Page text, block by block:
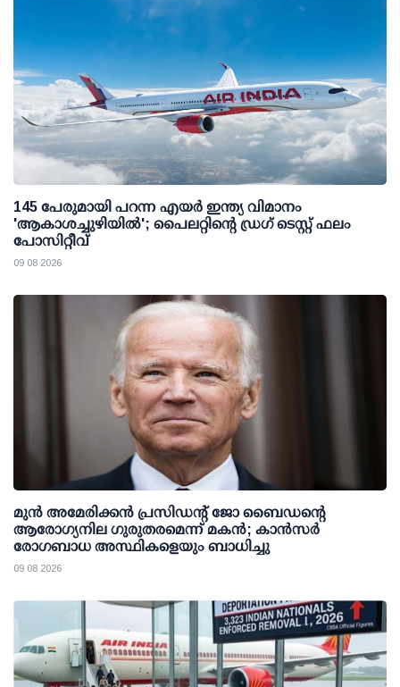
145 പേരുമായി പറന്ന എയര്‍ ഇന്ത്യ വിമാനം
'ആകാശച്ചുഴിയില്‍'; പൈലറ്റിന്റെ ഡ്രഗ് ടെസ്റ്റ് ഫലം
പോസിറ്റീവ്
09 08 2026
മുന്‍ അമേരിക്കന്‍ പ്രസിഡന്റ് ജോ ബൈഡന്റെ
ആരോഗ്യനില ഗുരുതരമെന്ന് മകന്‍; കാന്‍സര്‍
രോഗബാധ അസ്ഥികളെയും ബാധിച്ചു
09 08 2026